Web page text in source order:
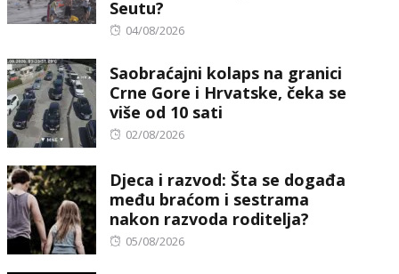
Seutu?
Posted
04/08/2026
Saobraćajni kolaps na granici
Crne Gore i Hrvatske, čeka se
više od 10 sati
Posted
02/08/2026
Djeca i razvod: Šta se događa
među braćom i sestrama
nakon razvoda roditelja?
Posted
05/08/2026